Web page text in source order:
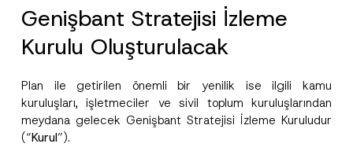
Genişbant Stratejisi İzleme
Kurulu Oluşturulacak
Plan ile getirilen önemli bir yenilik ise ilgili kamu
kuruluşları, işletmeciler ve sivil toplum kuruluşlarından
meydana gelecek Genişbant Stratejisi İzleme Kuruludur
(“Kurul”).
r
v
a
c
y
verilerle ilgili
aydınlatma metnini okudum ve
anladım.
A
p
Bu iletişim formunu göndererek,aydınlatma
metni
nde açıklanan şekilde kişisel verilerimin